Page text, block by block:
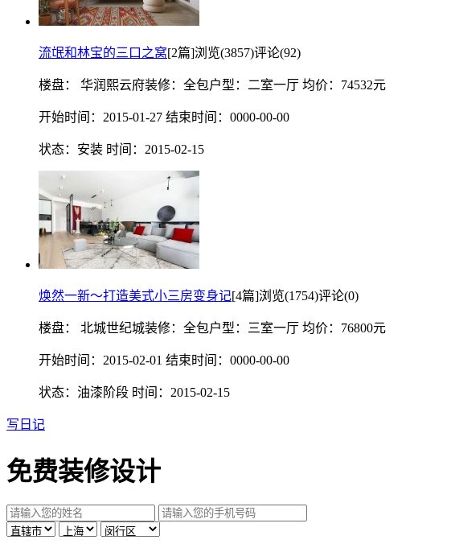
流氓和林宝的三口之窝[2篇]浏览(3857)评论(92)
楼盘： 华润熙云府装修：全包户型：二室一厅 均价：74532元
开始时间：2015-01-27 结束时间：0000-00-00
状态：安装 时间：2015-02-15
焕然一新～打造美式小三房变身记[4篇]浏览(1754)评论(0)
楼盘： 北城世纪城装修：全包户型：三室一厅 均价：76800元
开始时间：2015-02-01 结束时间：0000-00-00
状态：油漆阶段 时间：2015-02-15
写日记
免费装修设计